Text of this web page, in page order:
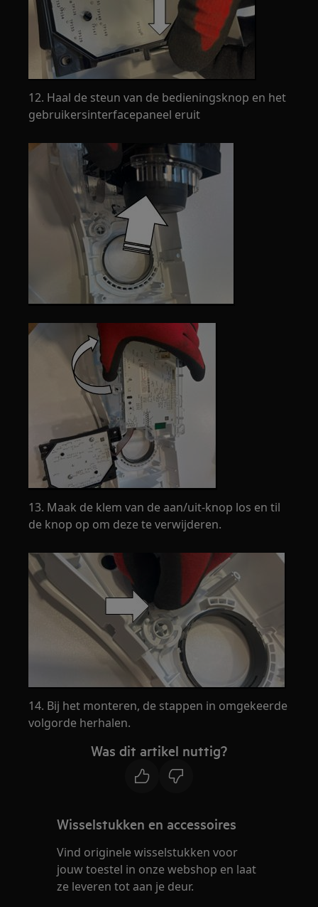
12. Haal de steun van de bedieningsknop en het
gebruikersinterfacepaneel eruit
13. Maak de klem van de aan/uit-knop los en til
de knop op om deze te verwijderen.
14. Bij het monteren, de stappen in omgekeerde
volgorde herhalen.
Was dit artikel nuttig?
Wisselstukken en accessoires
Vind originele wisselstukken voor
jouw toestel in onze webshop en laat
ze leveren tot aan je deur.